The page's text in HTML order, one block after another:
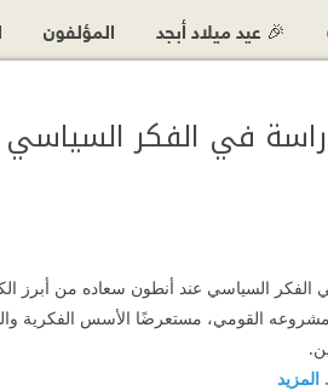
في الفكر
الفكر السياسي عند أنطون سعاده من أبرز
القومي، مستعرضًا الأسس الفكرية
المزيد
🎉 عيد ميلاد أبجد المؤلفون